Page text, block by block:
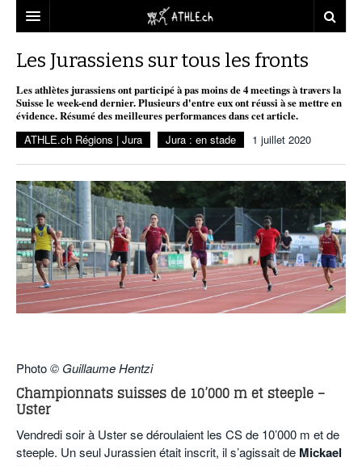
CHRONIQUES
TOUT
MICHEL HERREN
DOPAGE
GALERIES
STATISTIQUES
STATISTIQUES
MINIMA
PARTENAIRES
CNP
PARTENAIRES
CLUBS PARTENAIRES
FÉDÉRATION
TOUS SUPPORTERS D’ATHLE.CH !
VIDEOS
ATHLE.CH
CLUB D’ATHLÉTISME
TOUS SUPPORTERS D’ATHLE.CH !
CHARTE ÉDITORIALE
ATHLE.CH RÉGIONS
CNP LAUSANNE/AIGLE
ATHLE.CH RÉGIONS | GENÈVE
ATHLE.CH VINTAGE
TIMELINE
Les Jurassiens sur tous les fronts
Les athlètes jurassiens ont participé à pas moins de 4 meetings à travers la
Suisse le week-end dernier. Plusieurs d'entre eux ont réussi à se mettre en
évidence. Résumé des meilleures performances dans cet article.
ATHLE.ch Régions | Jura Jura : en stade 1 juillet 2020
Photo© Guillaume Hentzi
Championnats suisses de 10’000 m et steeple –
Uster
Vendredi soir à Uster se déroulaient les CS de 10’000 m et de
steeple. Un seul Jurassien était inscrit, il s’agissait de Mickael